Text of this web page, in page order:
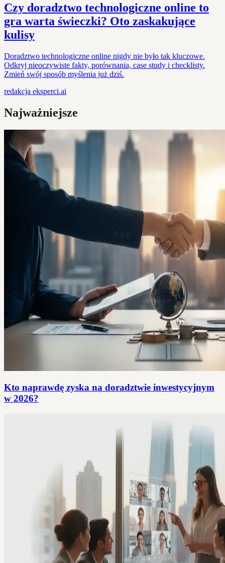
Czy doradztwo technologiczne online to
gra warta świeczki? Oto zaskakujące
kulisy
Doradztwo technologiczne online nigdy nie było tak kluczowe.
Odkryj nieoczywiste fakty, porównania, case study i checklisty.
Zmień swój sposób myślenia już dziś.
redakcja eksperci.ai
Najważniejsze
Kto naprawdę zyska na doradztwie inwestycyjnym
w 2026?